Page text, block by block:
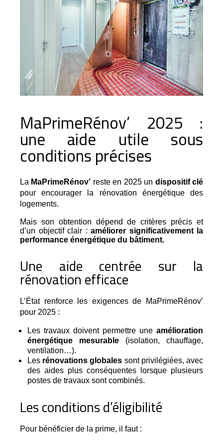
MaPrimeRénov’ 2025 :
une aide utile sous
conditions précises
La MaPrimeRénov’ reste en 2025 un dispositif clé
pour encourager la rénovation énergétique des
logements.
Mais son obtention dépend de critères précis et
d’un objectif clair : améliorer significativement la
performance énergétique du bâtiment.
Une aide centrée sur la
rénovation efficace
L’État renforce les exigences de MaPrimeRénov’
pour 2025 :
Les travaux doivent permettre une amélioration
énergétique mesurable (isolation, chauffage,
ventilation…).
Les rénovations globales sont privilégiées, avec
des aides plus conséquentes lorsque plusieurs
postes de travaux sont combinés.
Les conditions d’éligibilité
Pour bénéficier de la prime, il faut :